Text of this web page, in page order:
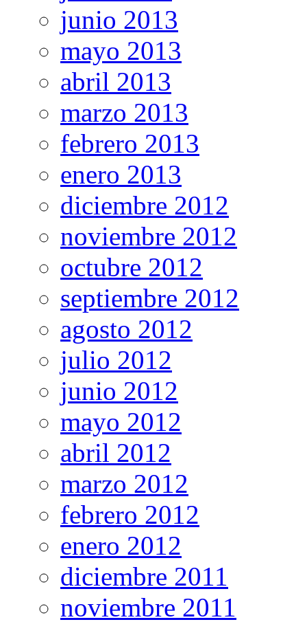
junio 2013
mayo 2013
abril 2013
marzo 2013
febrero 2013
enero 2013
diciembre 2012
noviembre 2012
octubre 2012
septiembre 2012
agosto 2012
julio 2012
junio 2012
mayo 2012
abril 2012
marzo 2012
febrero 2012
enero 2012
diciembre 2011
noviembre 2011